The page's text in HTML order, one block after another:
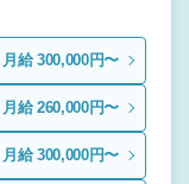
月給 300,000円〜
月給 260,000円〜
月給 300,000円〜